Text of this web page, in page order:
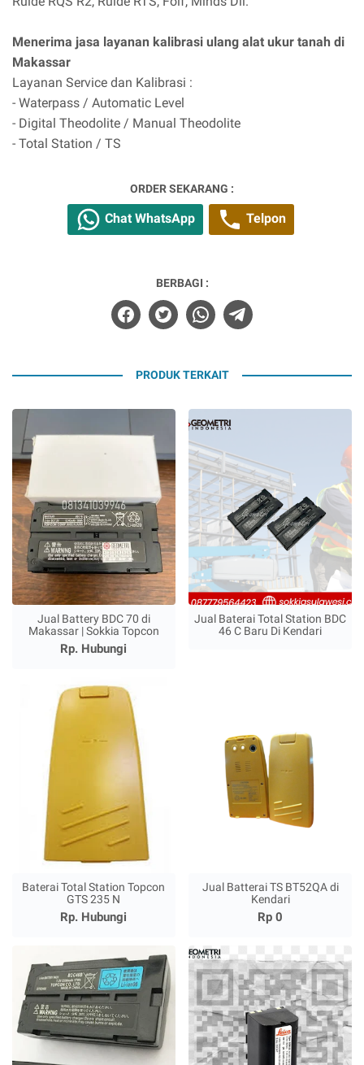
Menerima jasa layanan kalibrasi ulang alat ukur tanah di
Makassar
Layanan Service dan Kalibrasi :
- Waterpass / Automatic Level
- Digital Theodolite / Manual Theodolite
- Total Station / TS
ORDER SEKARANG :
Chat WhatsApp Telpon
BERBAGI :
PRODUK TERKAIT
Jual Battery BDC 70 di
Makassar | Sokkia Topcon
Rp. Hubungi
Jual Baterai Total Station BDC
46 C Baru Di Kendari
Baterai Total Station Topcon
GTS 235 N
Rp. Hubungi
Jual Batterai TS BT52QA di
Kendari
Rp 0